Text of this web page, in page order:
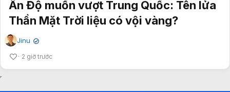
Ấn Độ muốn vượt Trung Quốc: Tên lửa
Thần Mặt Trời liệu có vội vàng?
Jinu ✔
2 giờ trước